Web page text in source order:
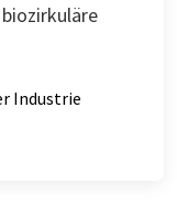
Industrie